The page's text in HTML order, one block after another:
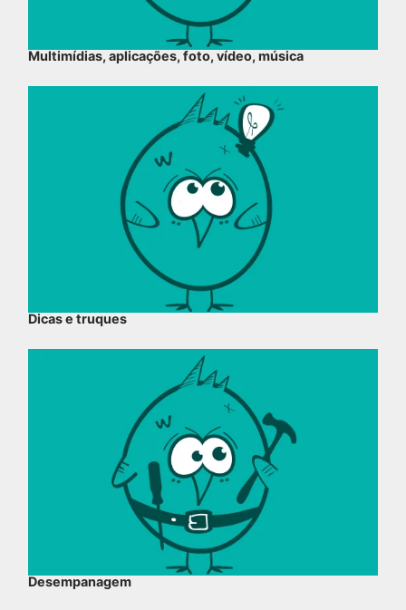
Multimídias, aplicações, foto, vídeo, música
Dicas e truques
Desempanagem